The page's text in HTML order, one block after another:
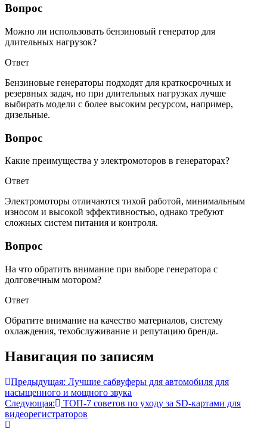
Вопрос
Можно ли использовать бензиновый генератор для
длительных нагрузок?
Ответ
Бензиновые генераторы подходят для краткосрочных и
резервных задач, но при длительных нагрузках лучше
выбирать модели с более высоким ресурсом, например,
дизельные.
Вопрос
Какие преимущества у электромоторов в генераторах?
Ответ
Электромоторы отличаются тихой работой, минимальным
износом и высокой эффективностью, однако требуют
сложных систем питания и контроля.
Вопрос
На что обратить внимание при выборе генератора с
долговечным мотором?
Ответ
Обратите внимание на качество материалов, систему
охлаждения, техобслуживание и репутацию бренда.
Навигация по записям
Предыдущая: Лучшие сабвуферы для автомобиля для
насыщенного и мощного звука
Следующая:
ТОП-7 советов по уходу за SD-картами для
видеорегистраторов